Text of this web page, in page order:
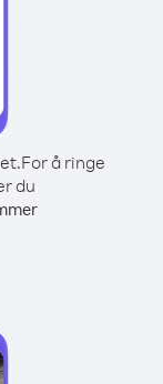
For å ringe
du